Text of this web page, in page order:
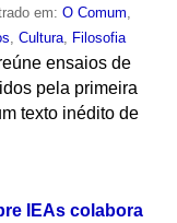
em: O Comum,
, Cultura, Filosofia
ensaios de
pela primeira
texto inédito de
IEAs colabora